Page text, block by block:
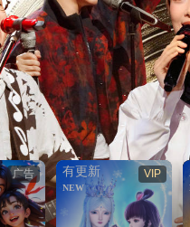
广告 VIP
有更新
NEW